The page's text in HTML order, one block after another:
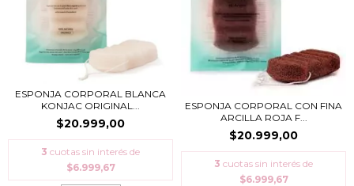
ESPONJA CORPORAL BLANCA
KONJAC ORIGINAL...
$20.999,00
3 cuotas sin interés de
$6.999,67
ESPONJA CORPORAL CON FINA
ARCILLA ROJA F...
$20.999,00
3 cuotas sin interés de
$6.999,67